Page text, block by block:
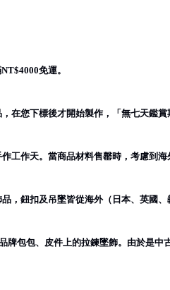
NT$4000免運。
在您下標後才開始製作，「無七天鑑
工作天。當商品材料售罄時，考慮到
，鈕扣及吊墜皆從海外（日本、英國
牌包包、皮件上的拉鍊墜飾。由於是中